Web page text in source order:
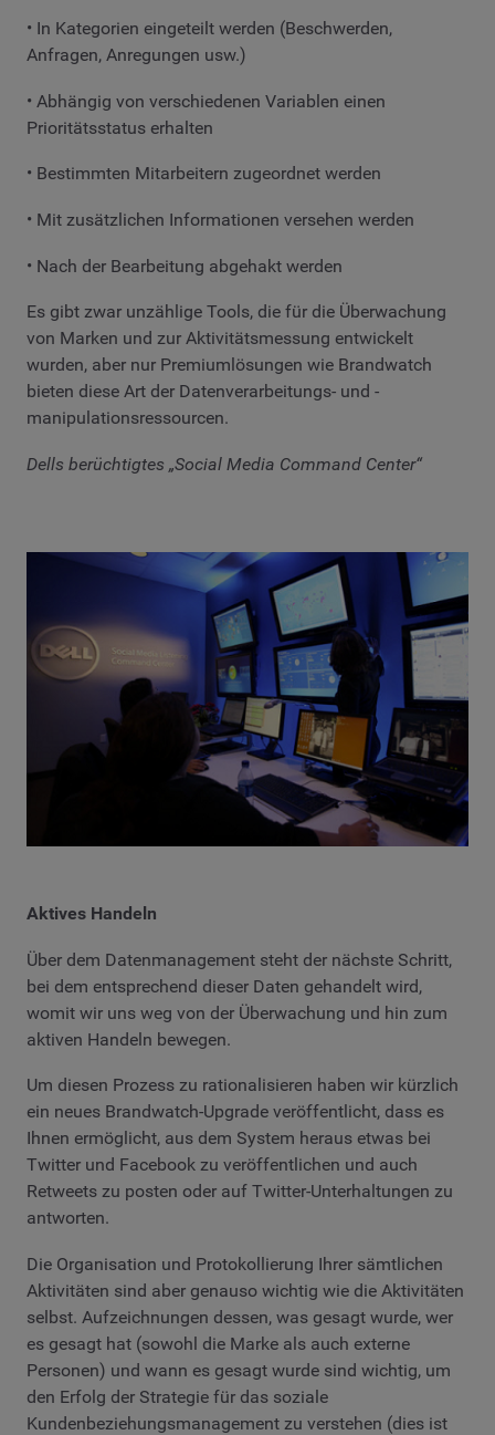
• In Kategorien eingeteilt werden (Beschwerden,
Anfragen, Anregungen usw.)
• Abhängig von verschiedenen Variablen einen
Prioritätsstatus erhalten
• Bestimmten Mitarbeitern zugeordnet werden
• Mit zusätzlichen Informationen versehen werden
• Nach der Bearbeitung abgehakt werden
Es gibt zwar unzählige Tools, die für die Überwachung
von Marken und zur Aktivitätsmessung entwickelt
wurden, aber nur Premiumlösungen wie Brandwatch
bieten diese Art der Datenverarbeitungs- und -
manipulationsressourcen.
Dells berüchtigtes „Social Media Command Center“
Aktives Handeln
Über dem Datenmanagement steht der nächste Schritt,
bei dem entsprechend dieser Daten gehandelt wird,
womit wir uns weg von der Überwachung und hin zum
aktiven Handeln bewegen.
Um diesen Prozess zu rationalisieren haben wir kürzlich
ein neues Brandwatch-Upgrade veröffentlicht, dass es
Ihnen ermöglicht, aus dem System heraus etwas bei
Twitter und Facebook zu veröffentlichen und auch
Retweets zu posten oder auf Twitter-Unterhaltungen zu
antworten.
Die Organisation und Protokollierung Ihrer sämtlichen
Aktivitäten sind aber genauso wichtig wie die Aktivitäten
selbst. Aufzeichnungen dessen, was gesagt wurde, wer
es gesagt hat (sowohl die Marke als auch externe
Personen) und wann es gesagt wurde sind wichtig, um
den Erfolg der Strategie für das soziale
Kundenbeziehungsmanagement zu verstehen (dies ist